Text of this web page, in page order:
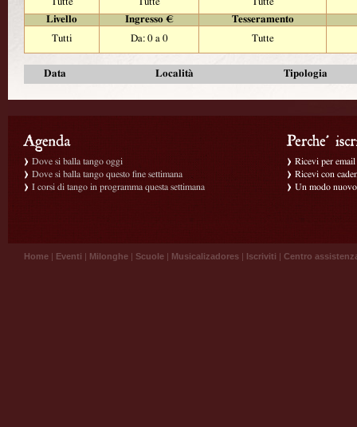
Livello
Ingresso €
Tesseramento
Tutti
Da: 0 a 0 Tutte
Data Località Tipologia
Dove si balla tango oggi
Dove si balla tango questo fine settimana
I corsi di tango in programma questa settimana
Ricevi per
Ricevi con
Un modo
Home | Eventi | Milonghe | Scuole | Musicalizadores | Iscriviti | Centro